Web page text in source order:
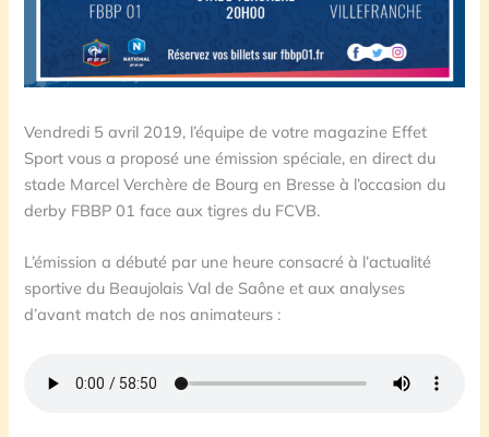
Vendredi 5 avril 2019, l’équipe de votre magazine Effet
Sport vous a proposé une émission spéciale, en direct du
stade Marcel Verchère de Bourg en Bresse à l’occasion du
derby FBBP 01 face aux tigres du FCVB.
L’émission a débuté par une heure consacré à l’actualité
sportive du Beaujolais Val de Saône et aux analyses
d’avant match de nos animateurs :